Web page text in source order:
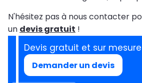
N'hésitez pas à nous contacter
un devis gratuit !
Devis gratuit et sur mesure
Demander un devis